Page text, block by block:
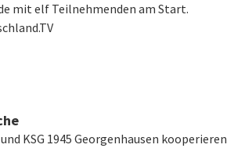
mit elf Teilnehmenden am Start.
KSG 1945 Georgenhausen kooperieren